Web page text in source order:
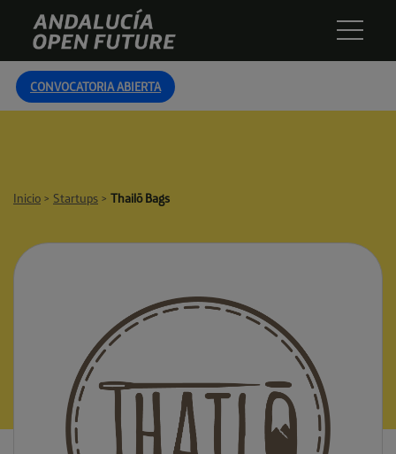
content
Andalucía
Open
Future
CONVOCATORIA ABIERTA
Inicio > Startups > Thailō Bags